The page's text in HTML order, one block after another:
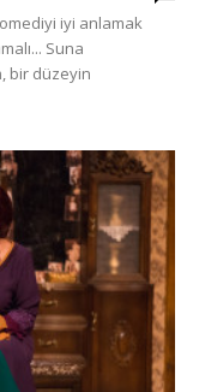
iyi anlamak
Suna
bir düzeyin